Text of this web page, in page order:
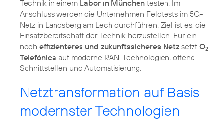
Technik in einem Labor in München testen. Im
Anschluss werden die Unternehmen Feldtests im 5G-
Netz in Landsberg am Lech durchführen. Ziel ist es, die
Einsatzbereitschaft der Technik herzustellen. Für ein
noch effizienteres und zukunftssicheres Netz setzt O2
Telefónica auf moderne RAN-Technologien, offene
Netztransformation auf Basis
modernster Technologien